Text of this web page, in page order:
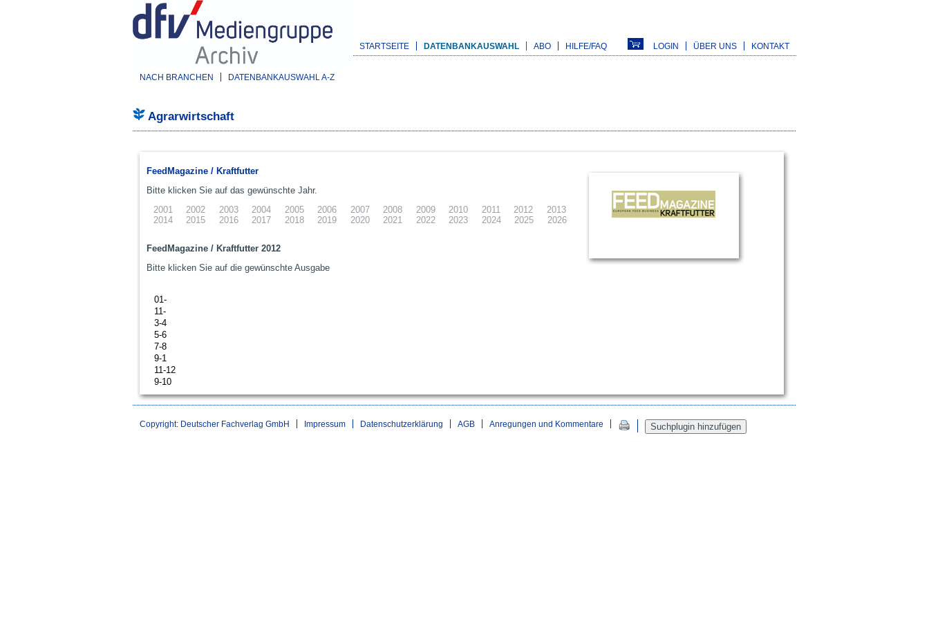
STARTSEITE DATENBANKAUSWAHL ABO HILFE/FAQ LOGIN ÜBER UNS KONTAKT
NACH BRANCHEN DATENBANKAUSWAHL A-Z
Agrarwirtschaft
FeedMagazine / Kraftfutter
Bitte klicken Sie auf das gewünschte Jahr.
2001
2002 2003 2004 2005 2006 2007 2008 2009 2010 2011 2012
2013
2014
2015 2016 2017 2018 2019 2020 2021 2022 2023 2024 2025 2026
FeedMagazine / Kraftfutter 2012
Bitte klicken Sie auf die gewünschte Ausgabe
01-
11-
3-4
5-6
7-8
9-1
11-12
9-10
Copyright: Deutscher Fachverlag GmbH Impressum Datenschutzerklärung AGB Anregungen und Kommentare